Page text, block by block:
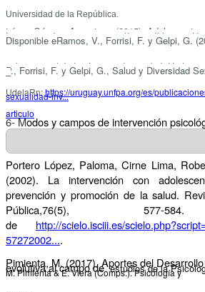
Universidad de la República.
L ópez Gómez, A. y otros. (2015).
Investigación, acciones y política pública en
Disponible eRamos, V., Forrisi, F. y Gelpi, G.
sobre sexualidad, género y diversidad: Un
P., Forrisi, F. y Gelpi, G., Salud y Diversidad
–
UdelaRn:https://uruguay.unfpa.org/es/
sexualidad-inv...
articulo
6- Modos y campos de intervención
Portero López, Paloma, Cirne Lima,
(2002). La intervención con
prevención y promoción de la salud.
Pública,76(5), 577-584.
de http://scielo.isciii.es/
57272002....
Pimienta, M. (2017). Aportes del Desarrollo
evolutiva al campo de estudios de la
M. Pimienta & E. Viera (Comps.). Psicología y